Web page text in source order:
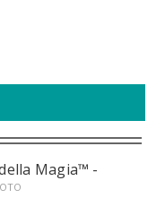
Magia™ -